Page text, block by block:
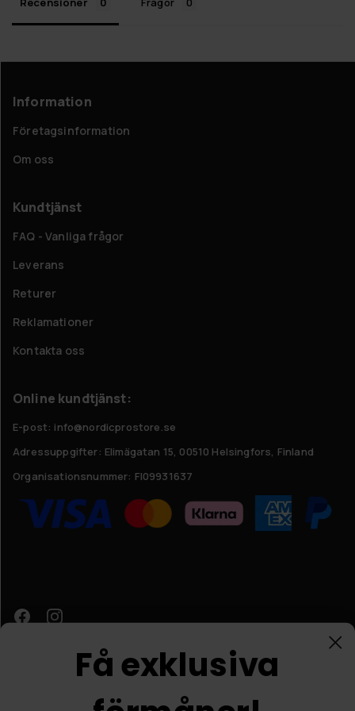
Information
Företagsinformation
Om oss
Kundtjänst
FAQ - Vanliga frågor
Leverans
Returer
Reklamationer
Kontakta oss
Online kundtjänst:
E-post: info@nordicprostore.se
Adressuppgifter: Elimägatan 15, 00510 Helsingfors, Finland
Organisationsnummer: FI09931637
Få exklusiva